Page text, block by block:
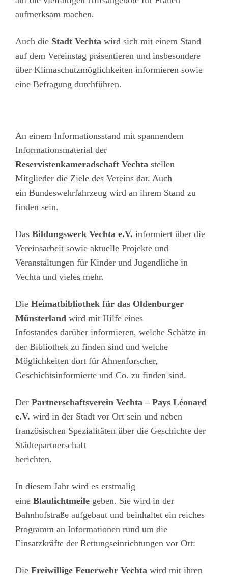
aufmerksam machen.
Auch die Stadt Vechta wird sich mit einem Stand
auf dem Vereinstag präsentieren und insbesondere
über Klimaschutzmöglichkeiten informieren sowie
eine Befragung durchführen.
An einem Informationsstand mit spannendem
Informationsmaterial der
Reservistenkameradschaft Vechta stellen
Mitglieder die Ziele des Vereins dar. Auch
ein Bundeswehrfahrzeug wird an ihrem Stand zu
finden sein.
Das Bildungswerk Vechta e.V. informiert über die
Vereinsarbeit sowie aktuelle Projekte und
Veranstaltungen für Kinder und Jugendliche in
Vechta und vieles mehr.
Die Heimatbibliothek für das Oldenburger
Münsterland wird mit Hilfe eines
Infostandes darüber informieren, welche Schätze in
der Bibliothek zu finden sind und welche
Möglichkeiten dort für Ahnenforscher,
Geschichtsinformierte und Co. zu finden sind.
Der Partnerschaftsverein Vechta – Pays Léonard
e.V. wird in der Stadt vor Ort sein und neben
französischen Spezialitäten über die Geschichte der
Städtepartnerschaft
berichten.
In diesem Jahr wird es erstmalig
eine Blaulichtmeile geben. Sie wird in der
Bahnhofstraße aufgebaut und beinhaltet ein reiches
Programm an Informationen rund um die
Einsatzkräfte der Rettungseinrichtungen vor Ort:
Die Freiwillige Feuerwehr Vechta wird mit ihren